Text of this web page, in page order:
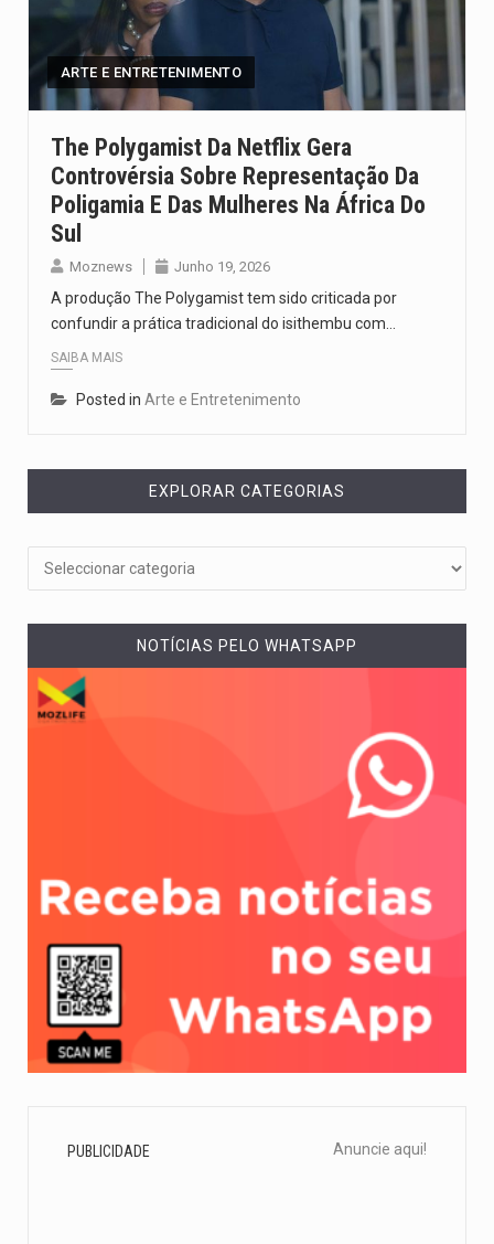
O Departamento de Estado norte-americano confirmou que cidadãos dos Estados…
ARTE E ENTRETENIMENTO
The Polygamist Da Netflix Gera
Controvérsia Sobre Representação Da
Poligamia E Das Mulheres Na África Do
Sul
Moznews Junho 19, 2026
A produção The Polygamist tem sido criticada por
confundir a prática tradicional do isithembu com…
SAIBA MAIS
Posted in Arte e Entretenimento
EXPLORAR CATEGORIAS
NOTÍCIAS PELO WHATSAPP
PUBLICIDADE Anuncie aqui!